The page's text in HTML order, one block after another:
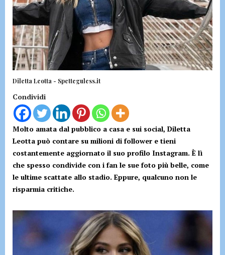
Diletta Leotta - Spetteguless.it
Condividi
Molto amata dal pubblico a casa e sui social, Diletta
Leotta può contare su milioni di follower e tieni
costantemente aggiornato il suo profilo Instagram. È lì
che spesso condivide con i fan le sue foto più belle, come
le ultime scattate allo stadio. Eppure, qualcuno non le
risparmia critiche.